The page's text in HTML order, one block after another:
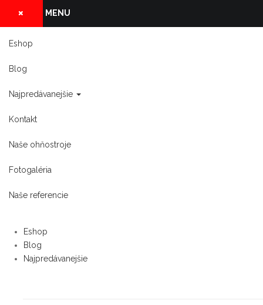
MENU
Eshop
Blog
Najpredávanejšie
Kontakt
Naše ohňostroje
Fotogaléria
Naše referencie
Eshop
Blog
Najpredávanejšie